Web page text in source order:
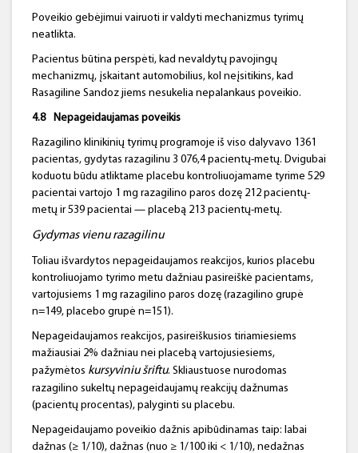
Poveikio gebėjimui vairuoti ir valdyti mechanizmus tyrimų
neatlikta.
Pacientus būtina perspėti, kad nevaldytų pavojingų
mechanizmų, įskaitant automobilius, kol neįsitikins, kad
Rasagiline Sandoz jiems nesukelia nepalankaus poveikio.
4.8 Nepageidaujamas poveikis
Razagilino klinikinių tyrimų programoje iš viso dalyvavo 1361
pacientas, gydytas razagilinu 3 076,4 pacientų-metų. Dvigubai
koduotu būdu atliktame placebu kontroliuojamame tyrime 529
pacientai vartojo 1 mg razagilino paros dozę 212 pacientų-
metų ir 539 pacientai — placebą 213 pacientų-metų.
Gydymas vienurazagilinu
Toliau išvardytos nepageidaujamos reakcijos, kurios placebu
kontroliuojamo tyrimo metu dažniau pasireiškė pacientams,
vartojusiems 1 mg razagilino paros dozę (razagilino grupė
n=149, placebo grupė n=151).
Nepageidaujamos reakcijos, pasireiškusios tiriamiesiems
mažiausiai 2% dažniau nei placebą vartojusiesiems,
pažymėtos kursyviniušriftu. Skliaustuose nurodomas
razagilino sukeltų nepageidaujamų reakcijų dažnumas
(pacientų procentas), palyginti su placebu.
Nepageidaujamo poveikio dažnis apibūdinamas taip: labai
dažnas (≥ 1/10), dažnas (nuo ≥ 1/100 iki < 1/10), nedažnas